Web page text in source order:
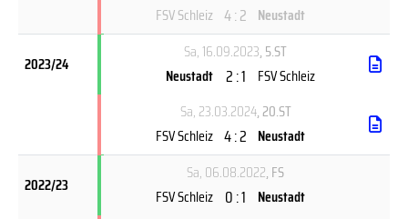
FSV Schleiz 4 : 2 Neustadt
2023/24
Sa, 16.09.2023, 5.ST
Neustadt 2 : 1 FSV Schleiz
Sa, 23.03.2024, 20.ST
FSV Schleiz 4 : 2 Neustadt
2022/23
Sa, 06.08.2022, FS
FSV Schleiz 0 : 1 Neustadt